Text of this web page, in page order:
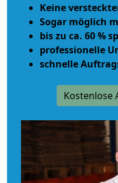
Keine
Sogar möglich
bis zu ca. 60 %
professionelle
schnelle
Kostenlose